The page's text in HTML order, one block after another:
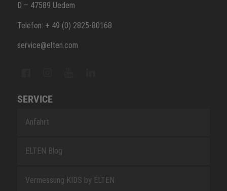
D – 47589 Uedem
Telefon: + 49 (0) 2825-80168
service@elten.com
SERVICE
Anfahrt
ELTEN Blog
Vermessung KIDS by ELTEN